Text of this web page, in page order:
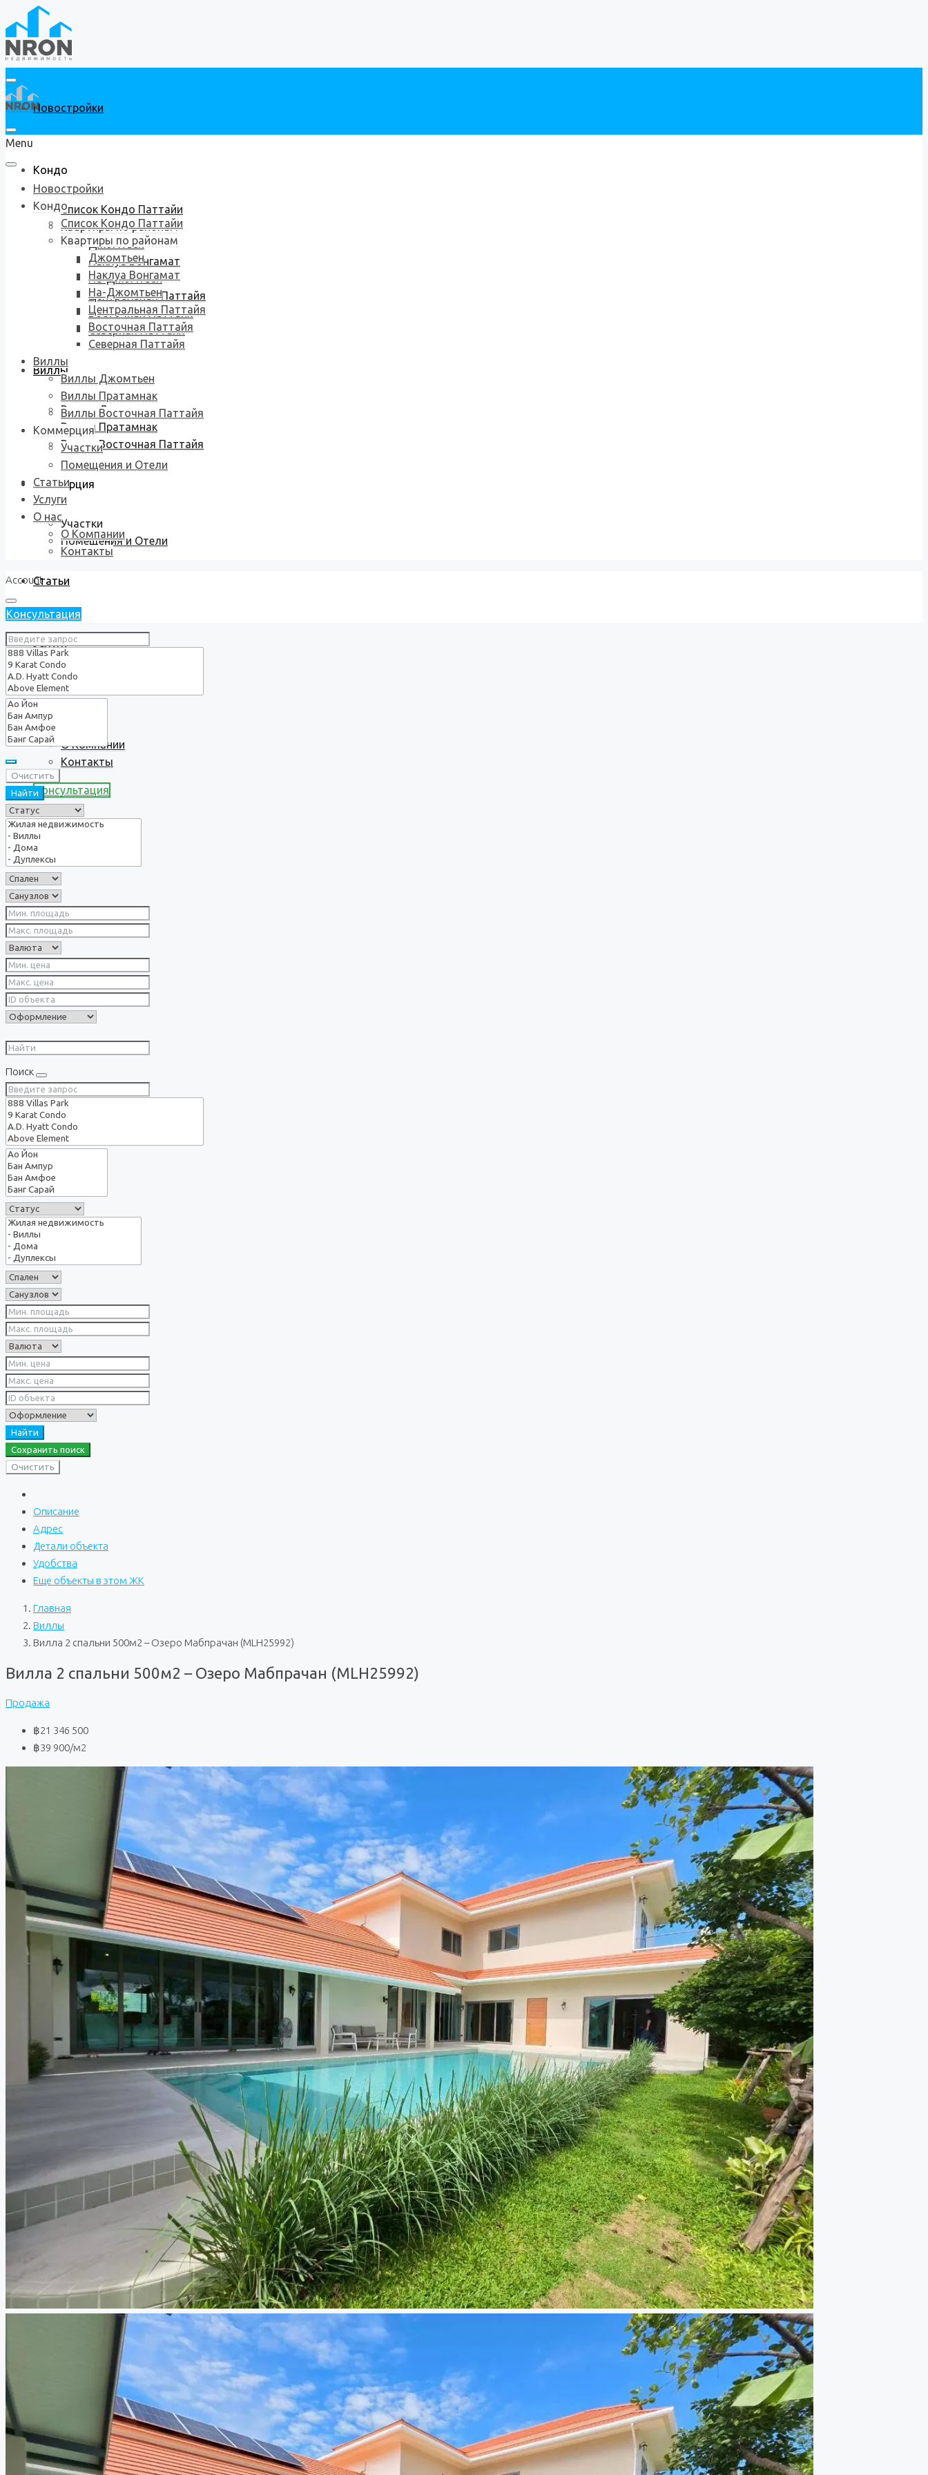
Новостройки
Кондо
Список Кондо Паттайи
Квартиры по районам
Джомтьен
Наклуа Вонгамат
На-Джомтьен
Центральная Паттайя
Восточная Паттайя
Северная Паттайя
Виллы
Виллы Джомтьен
Виллы Пратамнак
Виллы Восточная Паттайя
Коммерция
Участки
Помещения и Отели
Статьи
Услуги
О нас
О Компании
Контакты
Консультация
Menu
Новостройки
Кондо
Список Кондо Паттайи
Квартиры по районам
Джомтьен
Наклуа Вонгамат
На-Джомтьен
Центральная Паттайя
Восточная Паттайя
Северная Паттайя
Виллы
Виллы Джомтьен
Виллы Пратамнак
Виллы Восточная Паттайя
Коммерция
Участки
Помещения и Отели
Статьи
Услуги
О нас
О Компании
Контакты
Account
Консультация
Очистить
Найти
Поиск
Найти
Сохранить поиск
Очистить
Описание
Адрес
Детали объекта
Удобства
Еще объекты в этом ЖК
Главная
Виллы
Вилла 2 спальни 500м2 – Озеро Мабпрачан (MLH25992)
Вилла 2 спальни 500м2 – Озеро Мабпрачан (MLH25992)
Продажа
฿21 346 500
฿39 900/м2